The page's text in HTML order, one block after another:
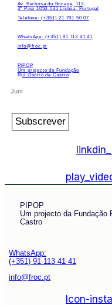
Av. Barbosa du Bocage, 113,
3º Piso 1050-031 Lisboa, Portugal
Telefone: (+351) 21 791 50 07
WhatsApp: (+351) 91 113 41 41
info@froc.pt
PIPOP
Um projecto da Fundação
Rui Osório de Castro
Subscrever
PIPOP
Um projecto da Fundação
Castro
WhatsApp:
(+351) 91 113 41 41
info@froc.pt
Icon-